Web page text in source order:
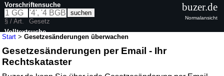
Start >Gesetzesänderungen überwachen
Gesetzesänderungen per Email - Ihr
Rechtskataster
Vorschriftensuche
§ / Art.
Gesetz
Volltextsuche
buzer.de
Normalansicht